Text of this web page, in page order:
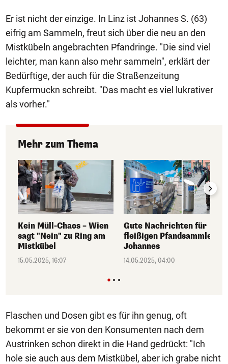
Er ist nicht der einzige. In Linz ist Johannes S. (63)
eifrig am Sammeln, freut sich über die neu an den
Mistkübeln angebrachten Pfandringe. "Die sind viel
leichter, man kann also mehr sammeln", erklärt der
Bedürftige, der auch für die Straßenzeitung
Kupfermuckn schreibt. "Das macht es viel lukrativer
als vorher."
Mehr zum Thema
Kein Müll-Chaos – Wien
sagt "Nein" zu Ring am
Mistkübel
15.05.2025, 16:07
Gute Nachrichten für
fleißigen Pfandsammler
Johannes
14.05.2025, 04:00
Flaschen und Dosen gibt es für ihn genug, oft
bekommt er sie von den Konsumenten nach dem
Austrinken schon direkt in die Hand gedrückt: "Ich
hole sie auch aus dem Mistkübel, aber ich grabe nicht